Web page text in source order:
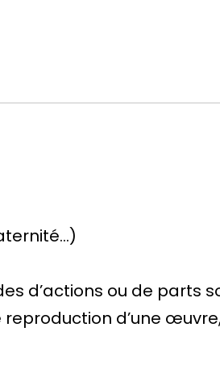
d’actions ou de parts
d’une